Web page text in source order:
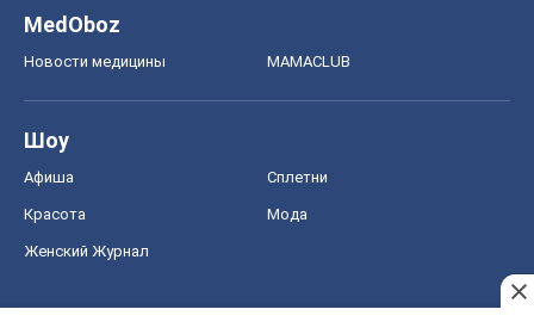
MedOboz
Новости медицины MAMACLUB
Шоу
Афиша Сплетни
Красота Мода
Женский Журнал